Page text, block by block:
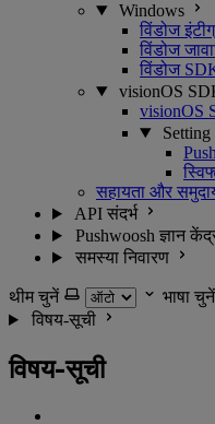
Windows
विंडोज
विंडोज
विंडोज
visionOS
visionOS
सहायता और
API संदर्भ
Pushwoosh ज्ञान
समस्या निवारण
थीम चुनें
भाषा चुनें
विषय-सूची
विषय-सूची